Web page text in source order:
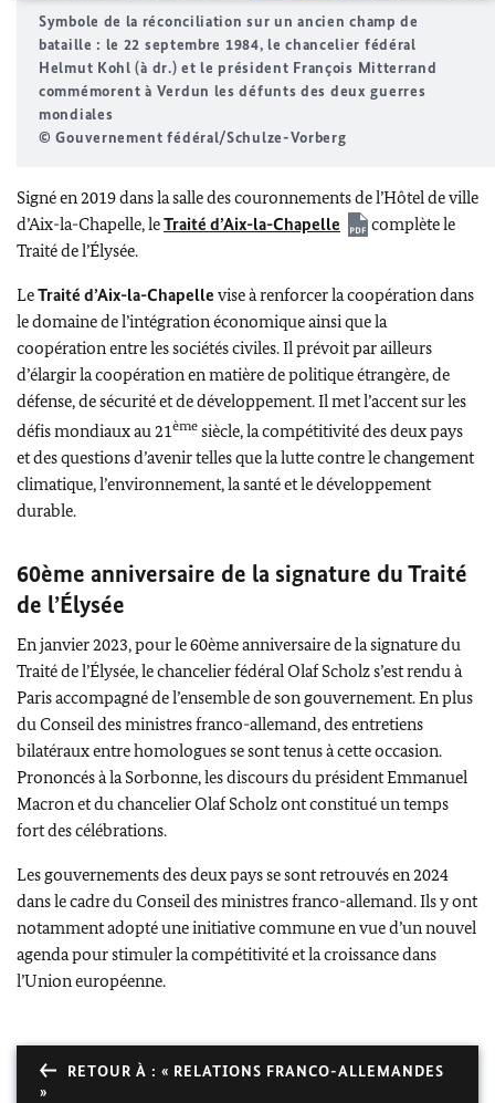
Symbole de la réconciliation sur un ancien champ de
bataille : le 22 septembre 1984, le chancelier fédéral
Helmut Kohl(à dr.) et le président François Mitterrand
commémorent à Verdun les défunts des deux guerres
mondiales
© Gouvernement fédéral/Schulze-Vorberg
Signé en 2019 dans la salle des couronnements de l’Hôtel de ville
d’Aix-la-Chapelle, leTraité d’Aix-la-Chapelle
complète le
Traité de l’Élysée.
LeTraité d’Aix-la-Chapelle vise à renforcer la coopération dans
le domaine de l’intégration économique ainsi que la
coopération entre les sociétés civiles. Il prévoit par ailleurs
d’élargir la coopération en matière de politique étrangère, de
défense, de sécurité et de développement. Il met l’accent sur les
défis mondiaux au 21èmesiècle, la compétitivité des deux pays
et des questions d’avenir telles que la lutte contre le changement
climatique, l’environnement, la santé et le développement
durable.
60ème anniversaire de la signature du Traité
de l’Élysée
En janvier 2023, pour le 60ème anniversaire de la signature du
Traité de l’Élysée, le chancelier fédéral Olaf Scholz s’est rendu à
Paris accompagné de l’ensemble de son gouvernement. En plus
du Conseil des ministres franco-allemand, des entretiens
bilatéraux entre homologues se sont tenus à cette occasion.
Prononcés à la Sorbonne, les discours du président Emmanuel
Macron et du chancelier Olaf Scholz ont constitué un temps
fort des célébrations.
Les gouvernements des deux pays se sont retrouvés en 2024
dans le cadre du Conseil des ministres franco-allemand. Ils y ont
notamment adopté une initiative commune en vue d’un nouvel
agenda pour stimuler la compétitivité et la croissance dans
l’Union européenne.
RETOUR À : « RELATIONS FRANCO-ALLEMANDES
»